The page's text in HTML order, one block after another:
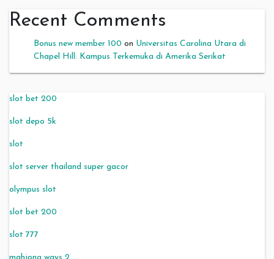
Recent Comments
Bonus new member 100 on Universitas Carolina Utara di
Chapel Hill: Kampus Terkemuka di Amerika Serikat
slot bet 200
slot depo 5k
slot
slot server thailand super gacor
olympus slot
slot bet 200
slot 777